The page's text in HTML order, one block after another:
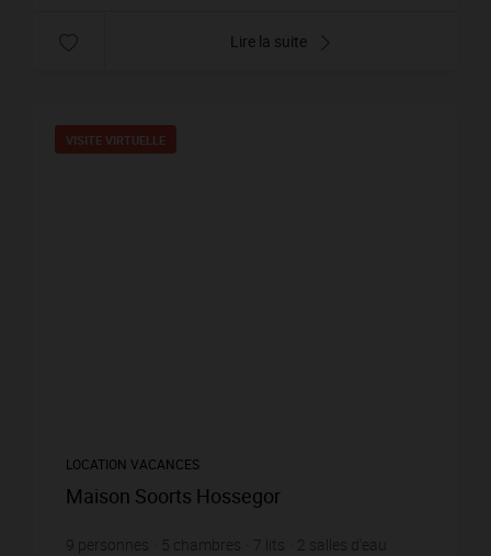
Lire la suite
VISITE VIRTUELLE
LOCATION VACANCES
Maison Soorts Hossegor
9 personnes 5 chambres 7 lits 2 salles d'eau